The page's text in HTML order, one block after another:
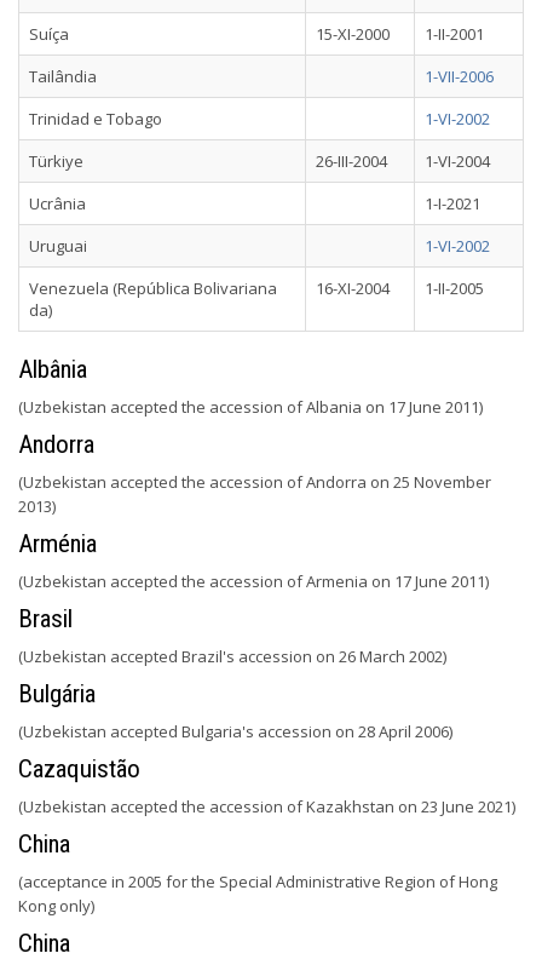
Suíça
15-XI-2000
1-II-2001
Tailândia
1-VII-2006
Trinidad e Tobago
1-VI-2002
Türkiye
26-III-2004
1-VI-2004
Ucrânia
1-I-2021
Uruguai
1-VI-2002
Venezuela (República Bolivariana
da)
16-XI-2004 1-II-2005
Albânia
(Uzbekistan accepted the accession of Albania on 17 June 2011)
Andorra
(Uzbekistan accepted the accession of Andorra on 25 November
2013)
Arménia
(Uzbekistan accepted the accession of Armenia on 17 June 2011)
Brasil
(Uzbekistan accepted Brazil's accession on 26 March 2002)
Bulgária
(Uzbekistan accepted Bulgaria's accession on 28 April 2006)
Cazaquistão
(Uzbekistan accepted the accession of Kazakhstan on 23 June 2021)
China
(acceptance in 2005 for the Special Administrative Region of Hong
Kong only)
China